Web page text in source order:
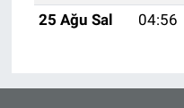
25 Ağu Sal
04:56